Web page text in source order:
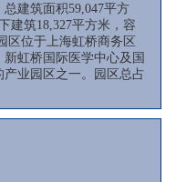
建筑面积59,047平方
建筑18,327平方米，容
区位于上海虹桥商务区
虹桥国际医学中心及国
业园区之一。园区总占